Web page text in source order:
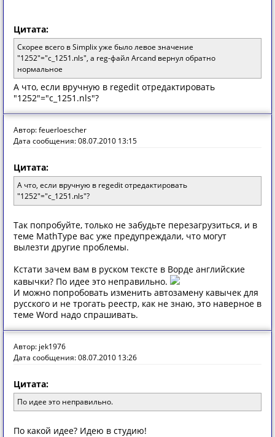
Цитата:
Скорее всего в Simplix уже было левое значение
"1252"="c_1251.nls", а reg-файл Arcand вернул обратно
нормальное
А что, если вручную в regedit отредактировать
"1252"="c_1251.nls"?
Автор: feuerloescher
Дата сообщения: 08.07.2010 13:15
Цитата:
А что, если вручную в regedit отредактировать
"1252"="c_1251.nls"?
Так попробуйте, только не забудьте перезагрузиться, и в
теме MathType вас уже предупреждали, что могут
вылезти другие проблемы.
Кстати зачем вам в руском тексте в Ворде английские
кавычки? По идее это неправильно.
И можно попробовать изменить автозамену кавычек для
русского и не трогать реестр, как не знаю, это наверное в
теме Word надо спрашивать.
Автор: jek1976
Дата сообщения: 08.07.2010 13:26
Цитата:
По идее это неправильно.
По какой идее? Идею в студию!